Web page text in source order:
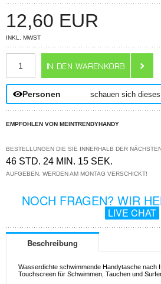
12,60 EUR
INKL. MWST
Personen schauen sich
EMPFOHLEN VON MEINTRENDYHANDY
BESTELLUNGEN DIE SIE INNERHALB DER
46 STD. 24 MIN. 15 SEK.
AUFGEBEN, WERDEN AM MONTAG VERSCHICKT!
NOCH FRAGEN? WIR
LIVE CHAT
Beschreibung
Wasserdichte schwimmende Handytasche nach
Touchscreen für Schwimmen, Tauchen und